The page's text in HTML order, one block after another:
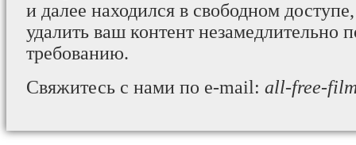
и далее находился в свободном
удалить ваш контент незамедлительно
требованию.
Свяжитесь с нами по e-mail: all-free-